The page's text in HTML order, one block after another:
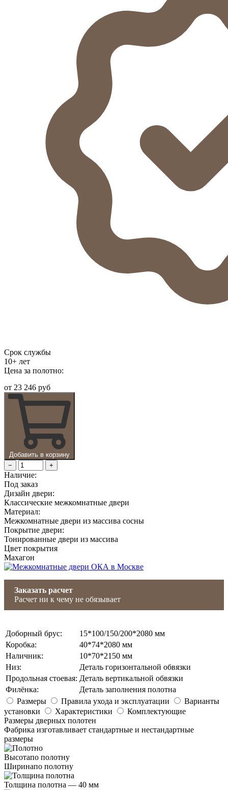
Срок службы
10+ лет
Цена за полотно:
от 23 246 руб
Добавить в корзину
−
+
Наличие:
Под заказ
Дизайн двери:
Классические межкомнатные двери
Материал:
Межкомнатные двери из массива сосны
Покрытие двери:
Тонированные двери из массива
Цвет покрытия
Махагон
Заказать расчет
Расчет ни к чему не обязывает
Доборный брус:
15*100/150/200*2080 мм
Коробка:
40*74*2080 мм
Наличник:
10*70*2150 мм
Низ:
Деталь горизонтальной обвязки
Продольная стоевая: Деталь вертикальной обвязки
Филёнка:
Деталь заполнения полотна
Размеры
Правила ухода и эксплуатации
Варианты
установки
Характеристики
Комплектующие
Размеры дверных полотен
Фабрика изготавливает стандартные и нестандартные
размеры
Высотапо полотну
Ширинапо полотну
Толщина полотна — 40 мм